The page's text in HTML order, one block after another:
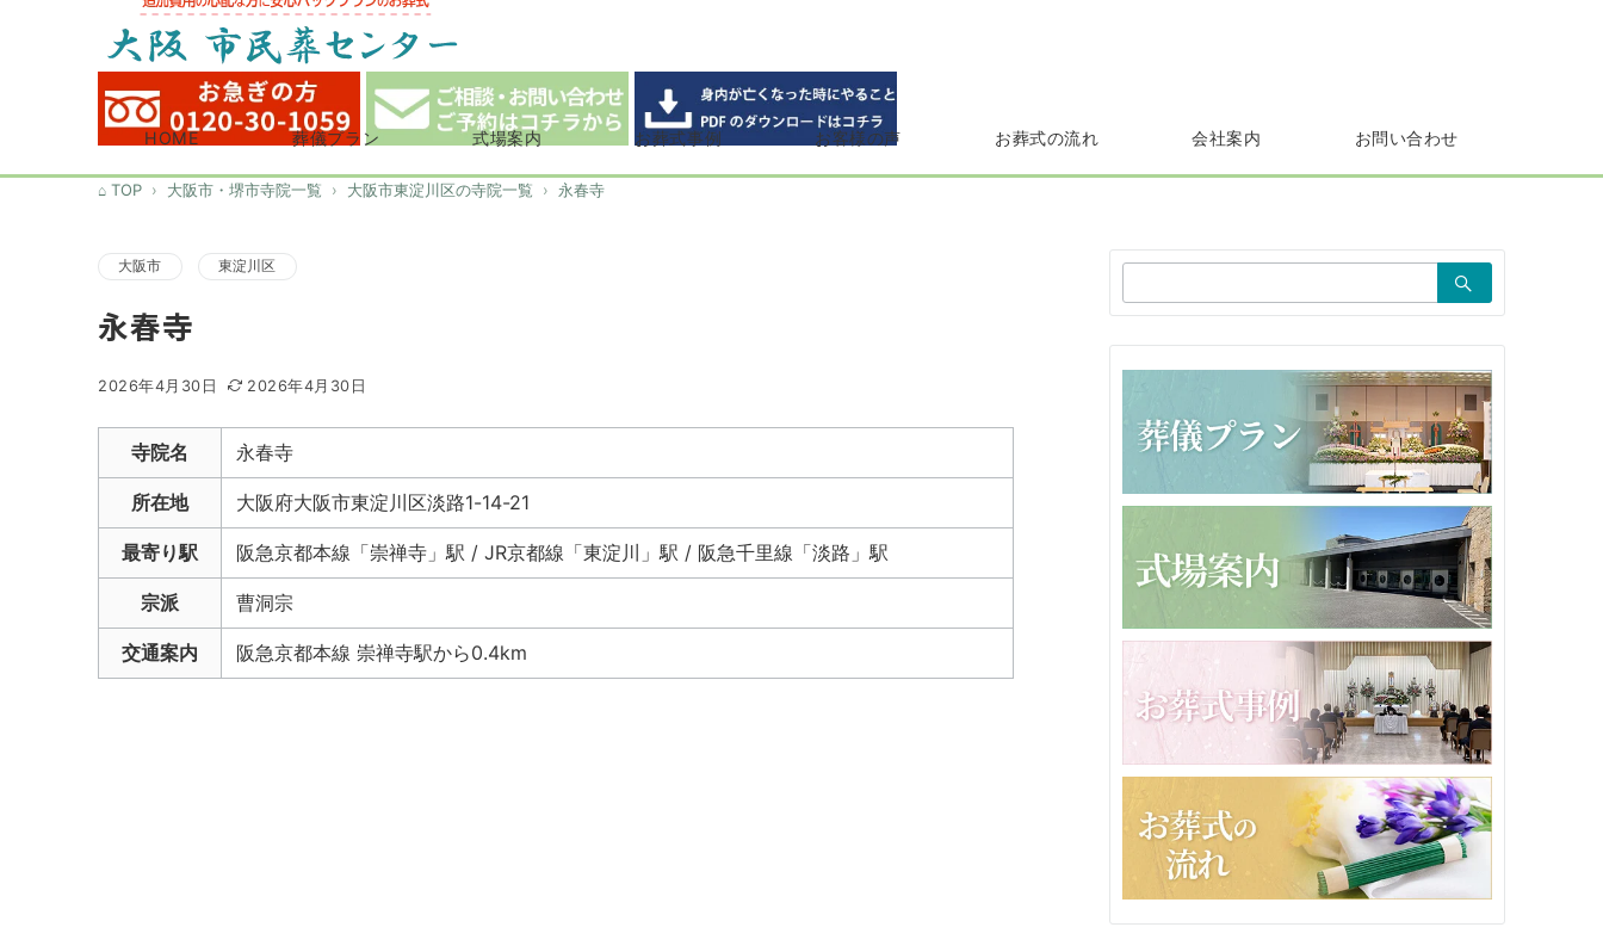
HOME 葬儀プラン 式場案内 お葬式事例 お客様の声 お葬式の流れ 会社案内 お問い合わせ
TOP 大阪市・堺市寺院一覧 大阪市東淀川区の寺院一覧 永春寺
大阪市 東淀川区
永春寺
2026年4月30日 2026年4月30日
寺院名 永春寺
所在地 大阪府大阪市東淀川区淡路1-14-21
最寄り駅 阪急京都本線「崇禅寺」駅 / JR京都線「東淀川」駅 / 阪急千里線「淡路」駅
宗派 曹洞宗
交通案内 阪急京都本線 崇禅寺駅から0.4km
索：